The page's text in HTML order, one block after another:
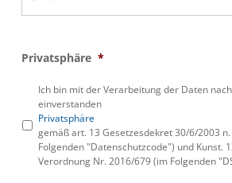
Privatsphäre *
Ich bin mit der Verarbeitung der Daten
einverstanden
Privatsphäre
gemäß art. 13 Gesetzesdekret 30/6/2003
Folgenden "Datenschutzcode") und Kunst.
Verordnung Nr. 2016/679 (im Folgenden